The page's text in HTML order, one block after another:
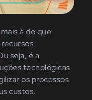
é do que
seja, é a
tecnológicas
os processos
custos.